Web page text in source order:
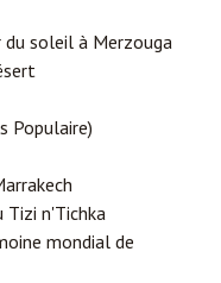
du soleil à Merzouga
Populaire)
Tizi n'Tichka
mondial de